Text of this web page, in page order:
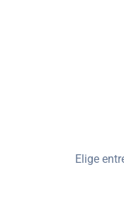
Elige